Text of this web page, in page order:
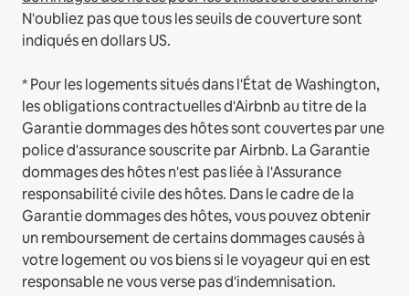
N'oubliez pas que tous les seuils de couverture sont
indiqués en dollars US.
* Pour les logements situés dans l'État de Washington,
les obligations contractuelles d'Airbnb au titre de la
Garantie dommages des hôtes sont couvertes par une
police d'assurance souscrite par Airbnb. La Garantie
dommages des hôtes n'est pas liée à l'Assurance
responsabilité civile des hôtes. Dans le cadre de la
Garantie dommages des hôtes, vous pouvez obtenir
un remboursement de certains dommages causés à
votre logement ou vos biens si le voyageur qui en est
responsable ne vous verse pas d'indemnisation.